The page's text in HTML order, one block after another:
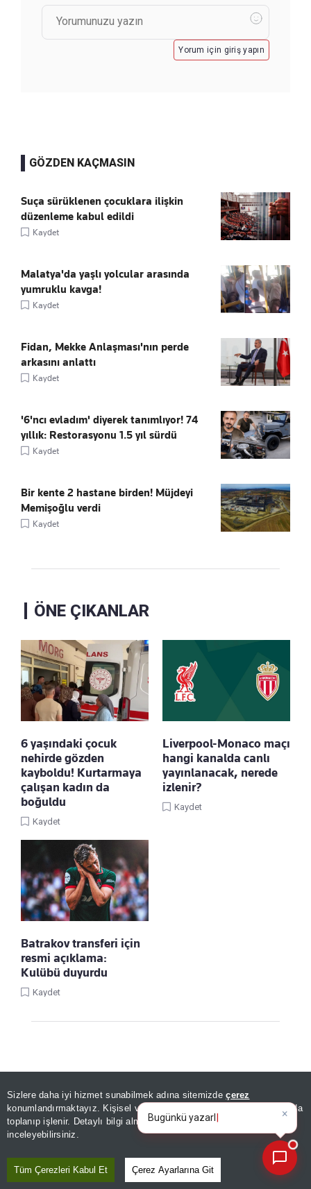
Sizlere daha iyi hizmet sunabilmek adına sitemizdeçerez
konumlandırmaktayız. Kişisel verileriniz, KVKK ve GDPR kapsamında
toplanıp işlenir. Detaylı bilgi almak içinAydınlatma Metnimizi
inceleyebilirsiniz.
Tüm Çerezleri Kabul Et Çerez Ayarlarına Git
Yorum için giriş yapın
GÖZDEN KAÇMASIN
Suça sürüklenen çocuklara ilişkin
düzenleme kabul edildi
Kaydet
Malatya'da yaşlı yolcular arasında
yumruklu kavga!
Kaydet
Fidan, Mekke Anlaşması'nın perde
arkasını anlattı
Kaydet
'6'ncı evladım' diyerek tanımlıyor! 74
yıllık: Restorasyonu 1.5 yıl sürdü
Kaydet
Bir kente 2 hastane birden! Müjdeyi
Memişoğlu verdi
Kaydet
ÖNE ÇIKANLAR
6 yaşındaki çocuk
nehirde gözden
kayboldu! Kurtarmaya
çalışan kadın da
boğuldu
Kaydet
Liverpool-Monaco maçı
hangi kanalda canlı
yayınlanacak, nerede
izlenir?
Kaydet
Batrakov transferi için
resmi açıklama:
Kulübü duyurdu
Kaydet
Linke Tıkla, Türkiye Gazetesi'ni Google
GÜNDEM
×
Bugünkü yazarların köşe
yazılarını özetleyin!